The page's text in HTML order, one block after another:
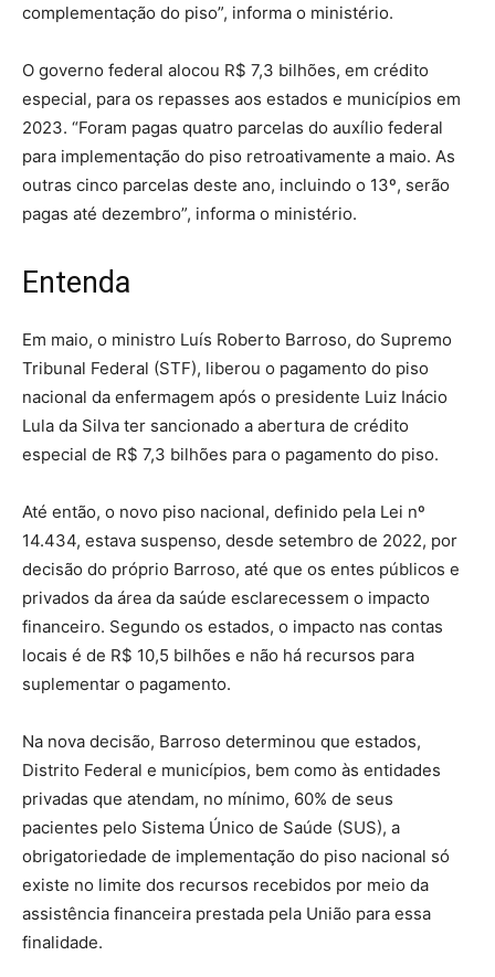
complementação do piso”, informa o ministério.
O governo federal alocou R$ 7,3 bilhões, em crédito
especial, para os repasses aos estados e municípios em
2023. “Foram pagas quatro parcelas do auxílio federal
para implementação do piso retroativamente a maio. As
outras cinco parcelas deste ano, incluindo o 13º, serão
pagas até dezembro”, informa o ministério.
Entenda
Em maio, o ministro Luís Roberto Barroso, do Supremo
Tribunal Federal (STF), liberou o pagamento do piso
nacional da enfermagem após o presidente Luiz Inácio
Lula da Silva ter sancionado a abertura de crédito
especial de R$ 7,3 bilhões para o pagamento do piso.
Até então, o novo piso nacional, definido pela Lei nº
14.434, estava suspenso, desde setembro de 2022, por
decisão do próprio Barroso, até que os entes públicos e
privados da área da saúde esclarecessem o impacto
financeiro. Segundo os estados, o impacto nas contas
locais é de R$ 10,5 bilhões e não há recursos para
suplementar o pagamento.
Na nova decisão, Barroso determinou que estados,
Distrito Federal e municípios, bem como às entidades
privadas que atendam, no mínimo, 60% de seus
pacientes pelo Sistema Único de Saúde (SUS), a
obrigatoriedade de implementação do piso nacional só
existe no limite dos recursos recebidos por meio da
assistência financeira prestada pela União para essa
finalidade.